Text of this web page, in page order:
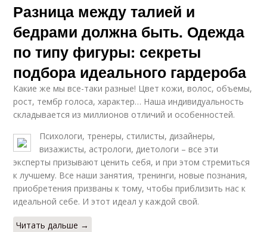
Разница между талией и
бедрами должна быть. Одежда
по типу фигуры: секреты
подбора идеального гардероба
Какие же мы все-таки разные! Цвет кожи, волос, объемы,
рост, тембр голоса, характер… Наша индивидуальность
складывается из миллионов отличий и особенностей.
Психологи, тренеры, стилисты, дизайнеры,
визажисты, астрологи, диетологи – все эти
эксперты призывают ценить себя, и при этом стремиться
к лучшему. Все наши занятия, тренинги, новые познания,
приобретения призваны к тому, чтобы приблизить нас к
идеальной себе. И этот идеал у каждой свой.
Читать дальше →